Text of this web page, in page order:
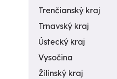
Trenčianský kraj
Trnavský kraj
Ústecký kraj
Vysočina
Žilinský kraj